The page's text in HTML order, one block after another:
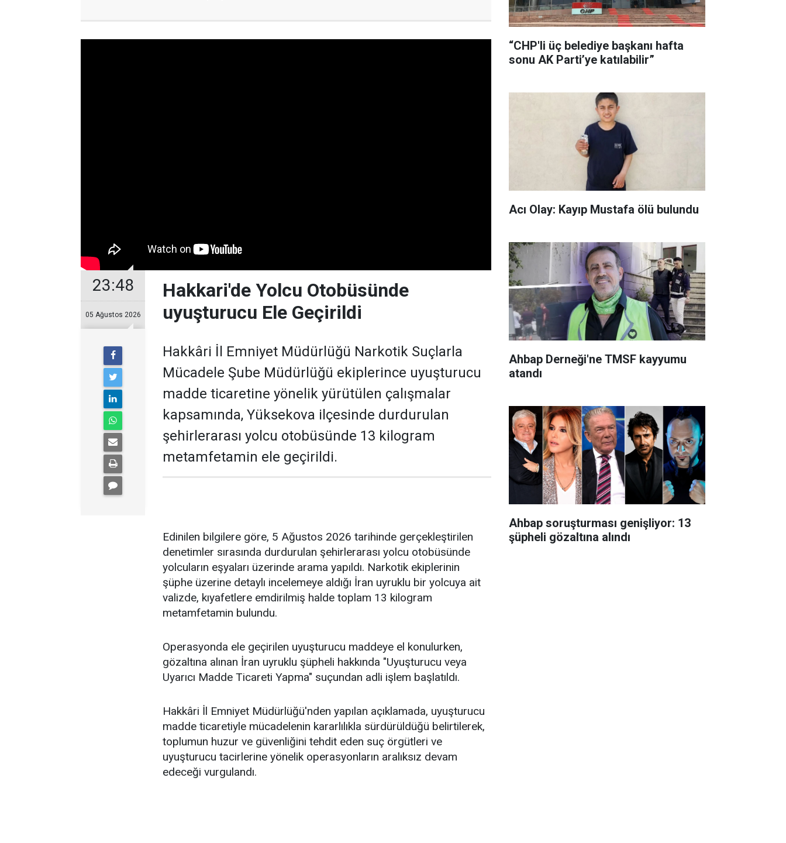
23:48
05 Ağustos 2026
Hakkari'de Yolcu Otobüsünde
uyuşturucu Ele Geçirildi
Hakkâri İl Emniyet Müdürlüğü Narkotik Suçlarla
Mücadele Şube Müdürlüğü ekiplerince uyuşturucu
madde ticaretine yönelik yürütülen çalışmalar
kapsamında, Yüksekova ilçesinde durdurulan
şehirlerarası yolcu otobüsünde 13 kilogram
metamfetamin ele geçirildi.
Edinilen bilgilere göre, 5 Ağustos 2026 tarihinde gerçekleştirilen
denetimler sırasında durdurulan şehirlerarası yolcu otobüsünde
yolcuların eşyaları üzerinde arama yapıldı. Narkotik ekiplerinin
şüphe üzerine detaylı incelemeye aldığı İran uyruklu bir yolcuya ait
valizde, kıyafetlere emdirilmiş halde toplam 13 kilogram
metamfetamin bulundu.
Operasyonda ele geçirilen uyuşturucu maddeye el konulurken,
gözaltına alınan İran uyruklu şüpheli hakkında "Uyuşturucu veya
Uyarıcı Madde Ticareti Yapma" suçundan adli işlem başlatıldı.
Hakkâri İl Emniyet Müdürlüğü'nden yapılan açıklamada, uyuşturucu
madde ticaretiyle mücadelenin kararlılıkla sürdürüldüğü belirtilerek,
toplumun huzur ve güvenliğini tehdit eden suç örgütleri ve
uyuşturucu tacirlerine yönelik operasyonların aralıksız devam
edeceği vurgulandı.
“CHP'li üç belediye başkanı hafta
sonu AK Parti’ye katılabilir”
Acı Olay: Kayıp Mustafa ölü bulundu
Ahbap Derneği'ne TMSF kayyumu
atandı
Ahbap soruşturması genişliyor: 13
şüpheli gözaltına alındı